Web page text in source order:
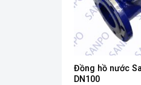
Đồng hồ nước
DN100